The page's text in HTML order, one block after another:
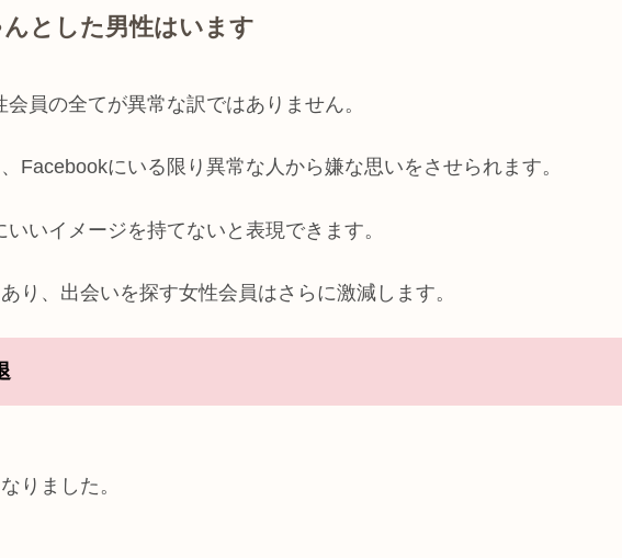
とした男性はいます
員の全てが異常な訳ではありません。
Facebookにいる限り異常な人から嫌な思いをさせられます。
いイメージを持てないと表現できます。
り、出会いを探す女性会員はさらに激減します。
りました。